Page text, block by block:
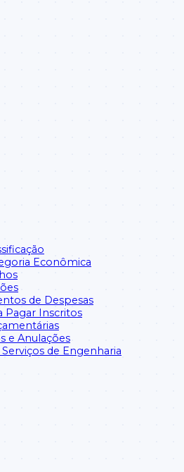
Econômica
de Despesas
Pagar Inscritos
e Anulações
de Engenharia